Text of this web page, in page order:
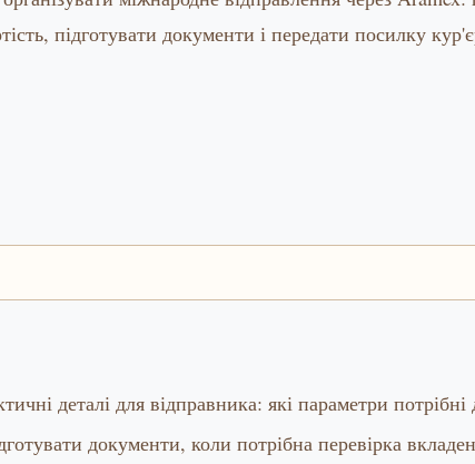
підготувати документи і передати посилку
деталі для відправника: які параметри
документи, коли потрібна перевірка